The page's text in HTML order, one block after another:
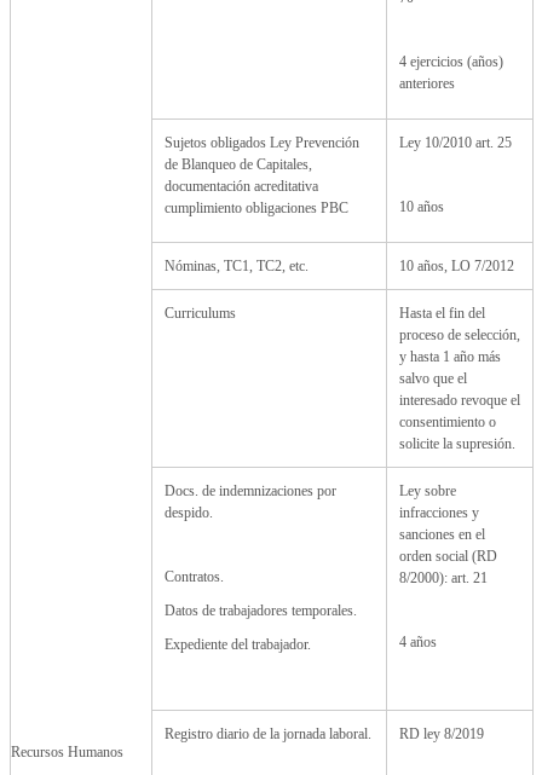
4 ejercicios (años)
anteriores
Sujetos obligados Ley Prevención
de Blanqueo de Capitales,
documentación acreditativa
cumplimiento obligaciones PBC
Ley 10/2010 art. 25
10 años
Recursos Humanos
Nóminas, TC1, TC2, etc. 10 años, LO 7/2012
Curriculums
Hasta el fin del
proceso de selección,
y hasta 1 año más
salvo que el
interesado revoque el
consentimiento o
solicite la supresión.
Docs. de indemnizaciones por
despido.
Contratos.
Datos de trabajadores temporales.
Expediente del trabajador.
Ley sobre
infracciones y
sanciones en el
orden social (RD
8/2000): art. 21
4 años
Registro diario de la jornada laboral. RD ley 8/2019